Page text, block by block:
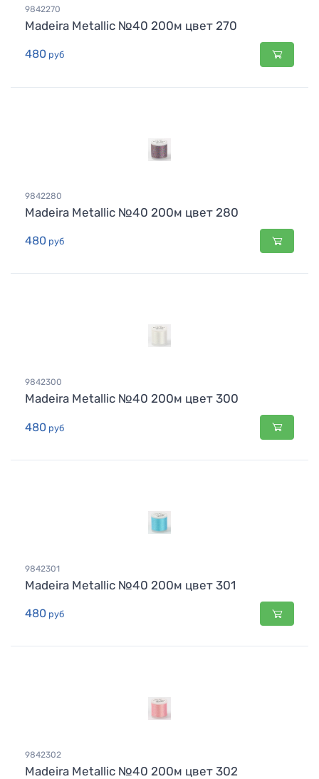
9842270
Madeira Metallic №40 200м цвет 270
480 руб
9842280
Madeira Metallic №40 200м цвет 280
480 руб
9842300
Madeira Metallic №40 200м цвет 300
480 руб
9842301
Madeira Metallic №40 200м цвет 301
480 руб
9842302
Madeira Metallic №40 200м цвет 302